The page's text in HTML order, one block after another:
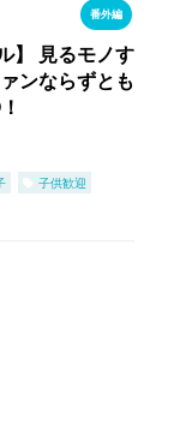
番外編
】 見るモノす
ンならずとも
子供歓迎